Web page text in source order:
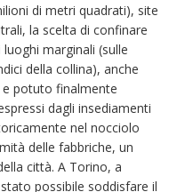
di metri quadrati), site
la scelta di confinare
marginali (sulle
della collina), anche
potuto finalmente
dagli insediamenti
nel nocciolo
delle fabbriche, un
città. A Torino, a
possibile soddisfare il